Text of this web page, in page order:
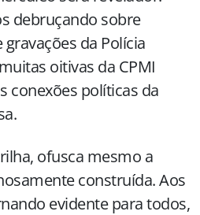
debruçando sobre
da Polícia
oitivas da CPMI
conexões políticas da
ofusca mesmo a
construída. Aos
evidente para todos,